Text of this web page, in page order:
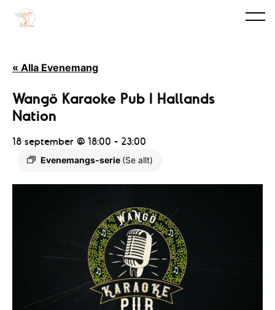
« Alla Evenemang
Wangö Karaoke Pub I Hallands
Nation
18 september @ 18:00 - 23:00
Evenemangs-serie (Se allt)